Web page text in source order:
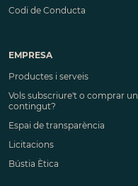
Codi de Conducta
EMPRESA
Productes i serveis
Vols subscriure't o comprar un
contingut?
Espai de transparència
Licitacions
Bústia Ètica